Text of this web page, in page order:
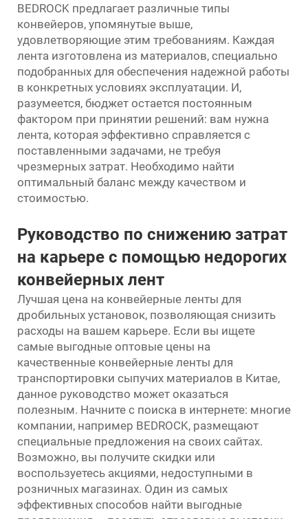
BEDROCK предлагает различные типы
конвейеров, упомянутые выше,
удовлетворяющие этим требованиям. Каждая
лента изготовлена из материалов, специально
подобранных для обеспечения надежной работы
в конкретных условиях эксплуатации. И,
разумеется, бюджет остается постоянным
фактором при принятии решений: вам нужна
лента, которая эффективно справляется с
поставленными задачами, не требуя
чрезмерных затрат. Необходимо найти
оптимальный баланс между качеством и
стоимостью.
Руководство по снижению затрат
на карьере с помощью недорогих
конвейерных лент
Лучшая цена на конвейерные ленты для
дробильных установок, позволяющая снизить
расходы на вашем карьере. Если вы ищете
самые выгодные оптовые цены на
качественные конвейерные ленты для
транспортировки сыпучих материалов в Китае,
данное руководство может оказаться
полезным. Начните с поиска в интернете: многие
компании, например BEDROCK, размещают
специальные предложения на своих сайтах.
Возможно, вы получите скидки или
воспользуетесь акциями, недоступными в
розничных магазинах. Один из самых
эффективных способов найти выгодные